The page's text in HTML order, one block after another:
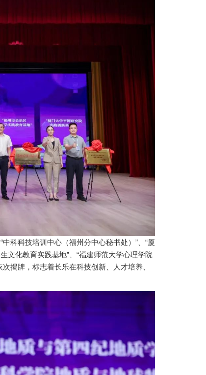
科科技培训中心（福州分中心秘书处）”、“厦
文化教育实践基地”、“福建师范大学心理学院
揭牌，标志着长乐在科技创新、人才培养、